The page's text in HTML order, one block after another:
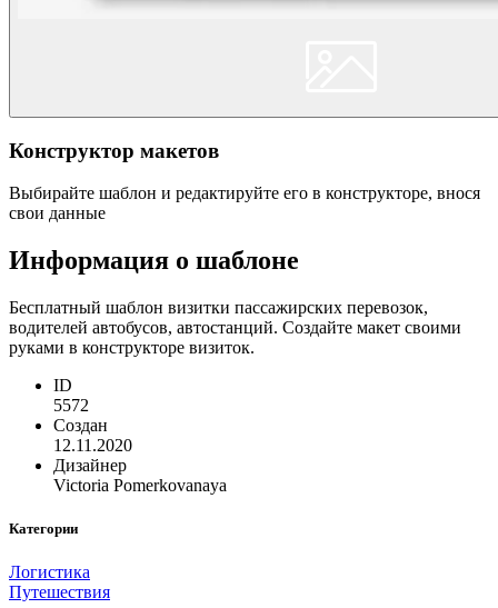
Конструктор макетов
Выбирайте шаблон и редактируйте его в конструкторе, внося
свои данные
Информация о шаблоне
Бесплатный шаблон визитки пассажирских перевозок,
водителей автобусов, автостанций. Создайте макет своими
руками в конструкторе визиток.
ID
5572
Создан
12.11.2020
Дизайнер
Victoria Pomerkovanaya
Категории
Логистика
Путешествия